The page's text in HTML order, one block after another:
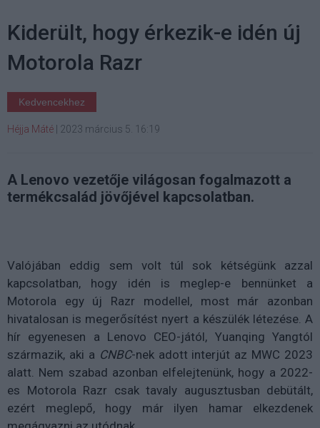
Kiderült, hogy érkezik-e idén új
Motorola Razr
Kedvencekhez
Héjja Máté 2023 március 5. 16:19
A Lenovo vezetője világosan fogalmazott a
termékcsalád jövőjével kapcsolatban.
Valójában eddig sem volt túl sok kétségünk azzal
kapcsolatban, hogy idén is meglep-e bennünket a
Motorola egy új Razr modellel, most már azonban
hivatalosan is megerősítést nyert a készülék létezése. A
hír egyenesen a Lenovo CEO-jától, Yuanqing Yangtól
származik, aki a CNBC-nek adott interjút az MWC 2023
alatt. Nem szabad azonban elfelejtenünk, hogy a 2022-
es Motorola Razr csak tavaly augusztusban debütált,
ezért meglepő, hogy már ilyen hamar elkezdenek